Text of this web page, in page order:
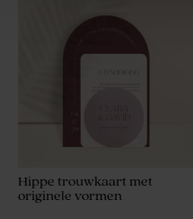
Hippe trouwkaart met
originele vormen